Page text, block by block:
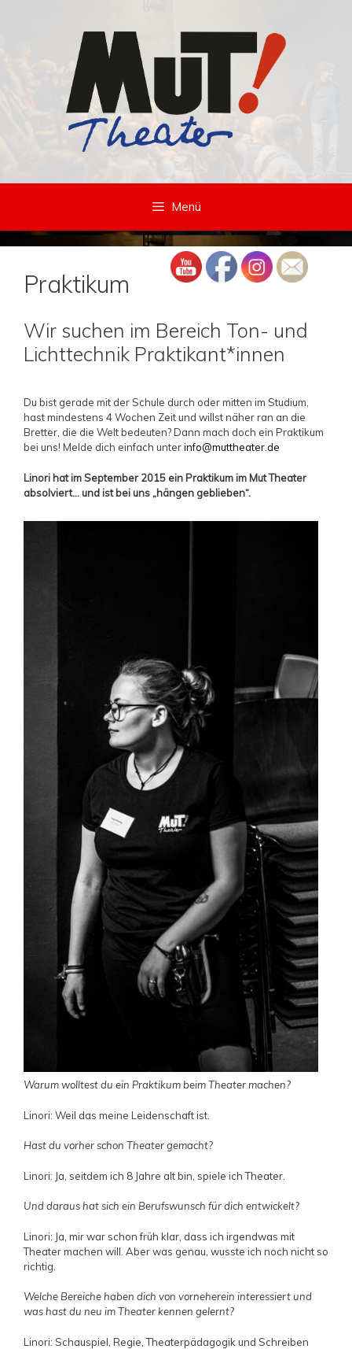
Menü
Praktikum
Wir suchen im Bereich Ton- und
Lichttechnik Praktikant*innen
Du bist gerade mit der Schule durch oder mitten im Studium,
hast mindestens 4 Wochen Zeit und willst näher ran an die
Bretter, die die Welt bedeuten? Dann mach doch ein Praktikum
bei uns! Melde dich einfach unterinfo@muttheater.de
Linori hat im September 2015 ein Praktikum im Mut Theater
absolviert… und ist bei uns „hängen geblieben“.
Warum wolltest du ein Praktikum beim Theater machen?
Linori: Weil das meine Leidenschaft ist.
Hast du vorher schon Theater gemacht?
Linori: Ja, seitdem ich 8 Jahre alt bin, spiele ich Theater.
Und daraus hat sich ein Berufswunsch für dich entwickelt?
Linori: Ja, mir war schon früh klar, dass ich irgendwas mit
Theater machen will. Aber was genau, wusste ich noch nicht so
richtig.
Welche Bereiche haben dich von vorneherein interessiert und
was hast du neu im Theater kennen gelernt?
Linori: Schauspiel, Regie, Theaterpädagogik und Schreiben